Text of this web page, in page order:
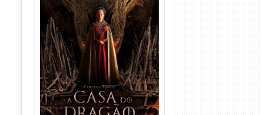
A Casa do Dragão 1ª
Temporada Torrent (2022)
WEB-DL 720p/1080p Dual
Áudio